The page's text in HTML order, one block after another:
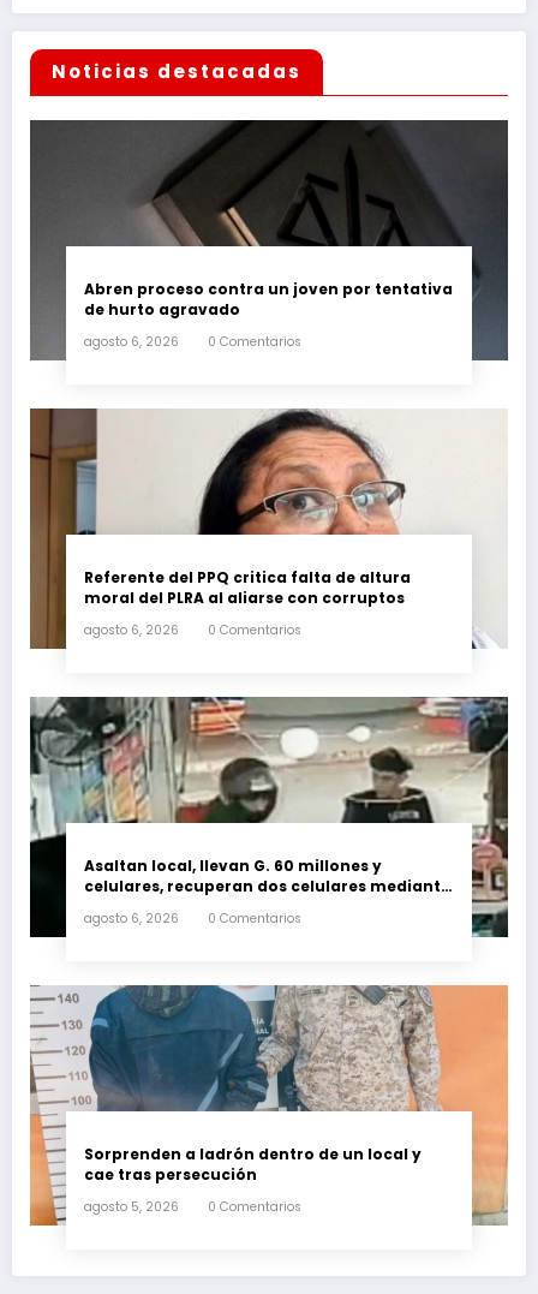
Noticias destacadas
Abren proceso contra un joven por tentativa
de hurto agravado
agosto 6, 2026 0 Comentarios
Referente del PPQ critica falta de altura
moral del PLRA al aliarse con corruptos
agosto 6, 2026 0 Comentarios
Asaltan local, llevan G. 60 millones y
celulares, recuperan dos celulares mediante
agosto 6, 2026 0 Comentarios
Sorprenden a ladrón dentro de un local y
cae tras persecución
agosto 5, 2026 0 Comentarios